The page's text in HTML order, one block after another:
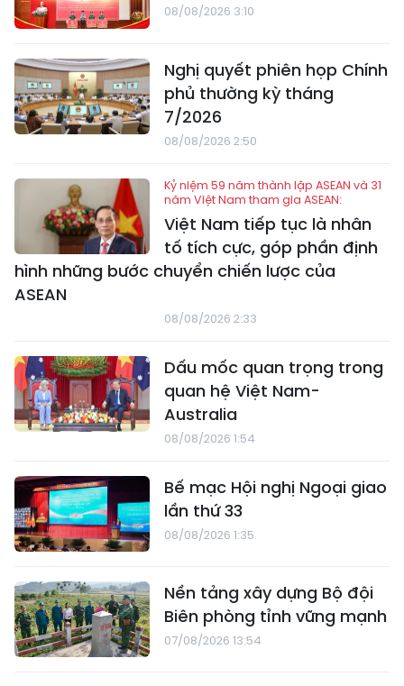
08/08/2026 3:10
Nghị quyết phiên họp Chính
phủ thường kỳ tháng
7/2026
08/08/2026 2:50
Kỷ niệm 59 năm thành lập ASEAN và 31
năm Việt Nam tham gia ASEAN:
Việt Nam tiếp tục là nhân
tố tích cực, góp phần định
hình những bước chuyển chiến lược của
ASEAN
08/08/2026 2:33
Dấu mốc quan trọng trong
quan hệ Việt Nam-
Australia
08/08/2026 1:54
Bế mạc Hội nghị Ngoại giao
lần thứ 33
08/08/2026 1:35
Nền tảng xây dựng Bộ đội
Biên phòng tỉnh vững mạnh
07/08/2026 13:54